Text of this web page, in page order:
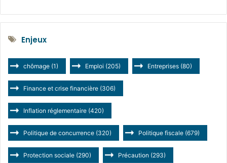
Enjeux
chômage (1) Emploi (205) Entreprises (80)
Finance et crise financière (306)
Inflation réglementaire (420)
Politique de concurrence (320) Politique fiscale (679)
Protection sociale (290) Précaution (293)